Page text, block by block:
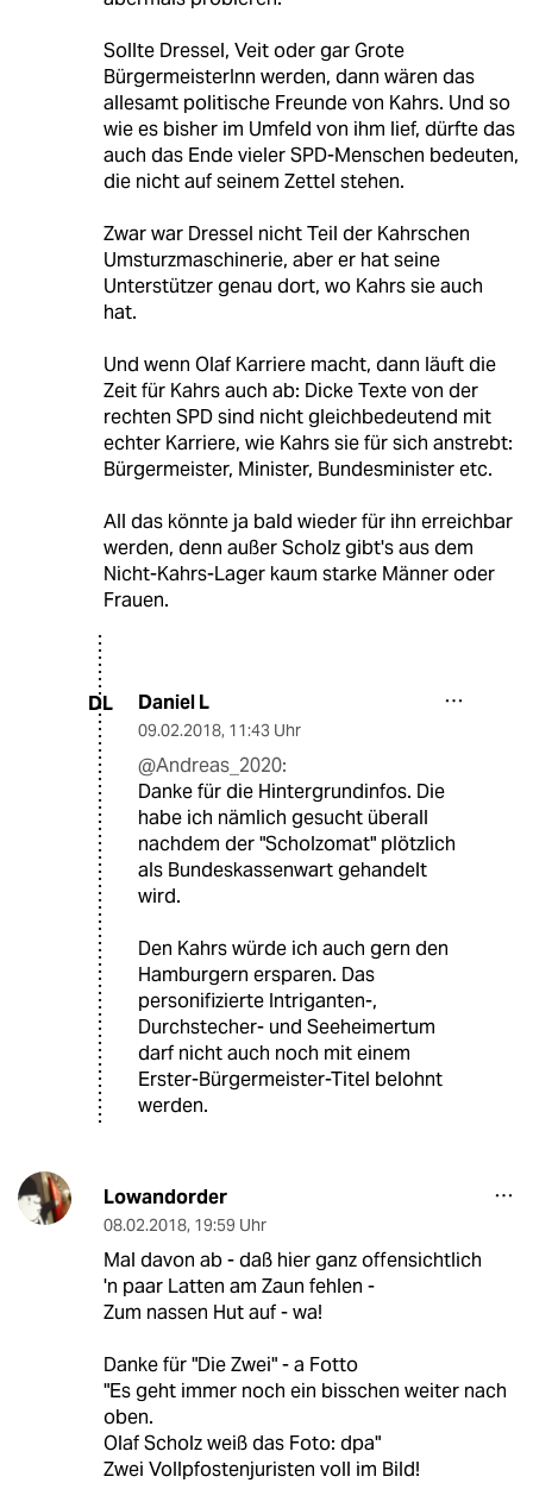
Sollte Dressel, Veit oder gar Grote
BürgermeisterInn werden, dann wären das
allesamt politische Freunde von Kahrs. Und so
wie es bisher im Umfeld von ihm lief, dürfte das
auch das Ende vieler SPD-Menschen bedeuten,
die nicht auf seinem Zettel stehen.
Zwar war Dressel nicht Teil der Kahrschen
Umsturzmaschinerie, aber er hat seine
Unterstützer genau dort, wo Kahrs sie auch
hat.
Und wenn Olaf Karriere macht, dann läuft die
Zeit für Kahrs auch ab: Dicke Texte von der
rechten SPD sind nicht gleichbedeutend mit
echter Karriere, wie Kahrs sie für sich anstrebt:
Bürgermeister, Minister, Bundesminister etc.
All das könnte ja bald wieder für ihn erreichbar
werden, denn außer Scholz gibt's aus dem
Nicht-Kahrs-Lager kaum starke Männer oder
Frauen.
DL Daniel L
09.02.2018, 11:43 Uhr
@Andreas_2020:
Danke für die Hintergrundinfos. Die
habe ich nämlich gesucht überall
nachdem der "Scholzomat" plötzlich
als Bundeskassenwart gehandelt
wird.
Den Kahrs würde ich auch gern den
Hamburgern ersparen. Das
personifizierte Intriganten-,
Durchstecher- und Seeheimertum
darf nicht auch noch mit einem
Erster-Bürgermeister-Titel belohnt
werden.
Lowandorder
08.02.2018, 19:59 Uhr
Mal davon ab - daß hier ganz offensichtlich
'n paar Latten am Zaun fehlen -
Zum nassen Hut auf - wa!
Danke für "Die Zwei" - a Fotto
"Es geht immer noch ein bisschen weiter nach
oben.
Olaf Scholz weiß das Foto: dpa"
Zwei Vollpfostenjuristen voll im Bild!